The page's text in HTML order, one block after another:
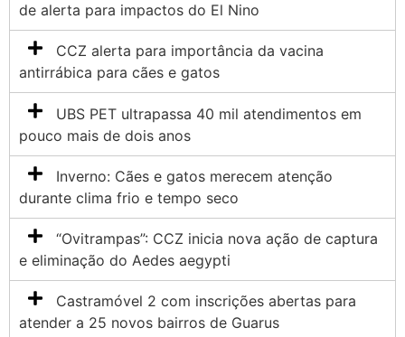
de alerta para impactos do El Nino
CCZ alerta para importância da vacina
antirrábica para cães e gatos
UBS PET ultrapassa 40 mil atendimentos em
pouco mais de dois anos
Inverno: Cães e gatos merecem atenção
durante clima frio e tempo seco
“Ovitrampas”: CCZ inicia nova ação de captura
e eliminação do Aedes aegypti
Castramóvel 2 com inscrições abertas para
atender a 25 novos bairros de Guarus